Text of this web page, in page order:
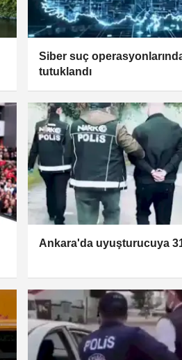
Siber suç
tutuklandı
Ankara'da uyuşturucuya